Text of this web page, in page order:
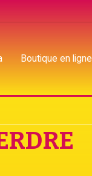
Boutique en ligne